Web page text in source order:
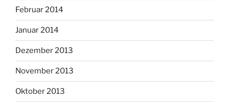
Februar 2014
Januar 2014
Dezember 2013
November 2013
Oktober 2013